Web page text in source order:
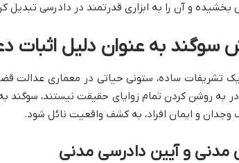
و آن را به ابزاری قدرتمند در دادرسی تبدیل
به عنوان دلیل اثبات
تشریفات ساده، ستونی حیاتی در معماری عدالت
به روشن کردن تمام زوایای حقیقت نیستند، سوگند
وجدان و ایمان افراد، به کشف واقعیت نائل شود.
مدنی و آیین دادرسی مدنی